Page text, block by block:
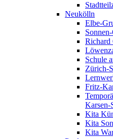
Neukölln
Elbe-
Richard
Schule
Zürich-
Fritz-
Karsen-
Kita
Kita
Kita